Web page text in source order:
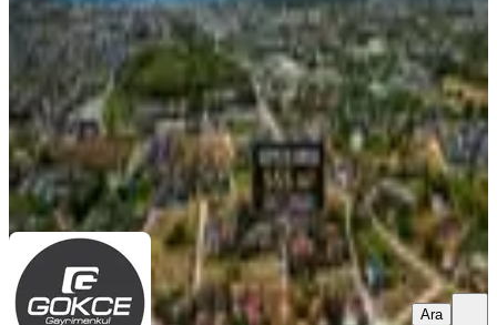
555 m²· 26.126/m²·27.07.2026
14.500.000 ₺
GÖKÇE GAYRİMENKULGökçe Gayrimenkul
Ara
Ara